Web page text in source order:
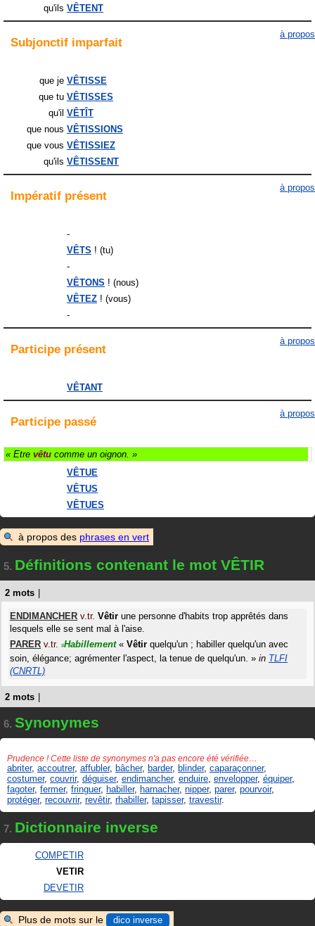
qu'ils VÊTENT
Subjonctif imparfait
à propos
que je VÊTISSE
que tu VÊTISSES
qu'il VÊTÎT
que nous VÊTISSIONS
que vous VÊTISSIEZ
qu'ils VÊTISSENT
Impératif présent
à propos
-
VÊTS ! (tu)
-
VÊTONS ! (nous)
VÊTEZ ! (vous)
-
Participe présent
à propos
VÊTANT
Participe passé
à propos
« Etre vêtu comme un oignon. »
VÊTUE
VÊTUS
VÊTUES
à propos des phrases en vert
5. Définitions contenant le mot VÊTIR
2 mots
ENDIMANCHER v.tr. Vêtir une personne d'habits trop apprêtés dans
lesquels elle se sent mal à l'aise.
PARER v.tr. #Habillement « Vêtir quelqu'un ; habiller quelqu'un avec
soin, élégance; agrémenter l'aspect, la tenue de quelqu'un. » in TLFI
(CNRTL)
2 mots
6. Synonymes
Prudence ! Cette liste de synonymes n'a pas encore été vérifiée…
abriter, accoutrer, affubler, bâcher, barder, blinder, caparaçonner,
costumer, couvrir, déguiser, endimancher, enduire envelopper, équiper,
fagoter, fermer, fringuer, habiller, harnacher, nipper, parer, pourvoir,
protéger, recouvrir, revêtir, rhabiller, tapisser, travestir.
7. Dictionnaire inverse
COMPETIR
VETIR
DEVETIR
Plus de mots sur le dico inverse